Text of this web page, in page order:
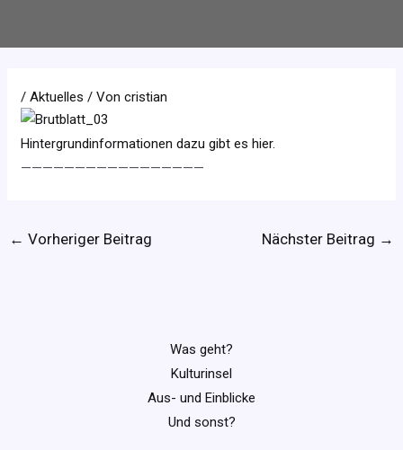
/Aktuelles / Voncristian
Hintergrundinformationen dazu gibt es hier.
—————————————————
← Vorheriger Beitrag Nächster Beitrag →
Was geht?
Kulturinsel
Aus- und Einblicke
Und sonst?